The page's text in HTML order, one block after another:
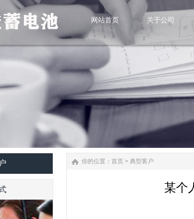
网站首页
网站首页
关于公司
关于公司
你的位置： 首页 > 典型客户
某个